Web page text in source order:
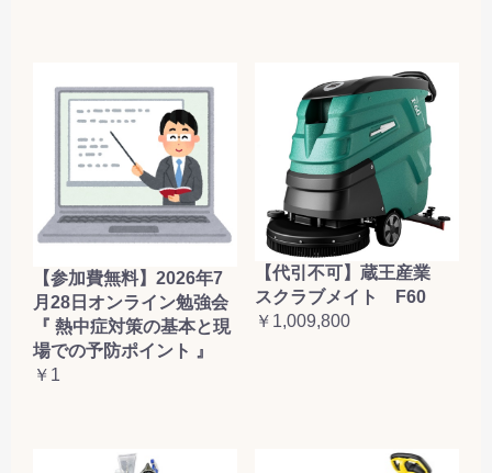
【参加費無料】2026年7
月28日オンライン勉強会
『 熱中症対策の基本と現
場での予防ポイント 』
￥1
【代引不可】蔵王産業
スクラブメイト F60
￥1,009,800